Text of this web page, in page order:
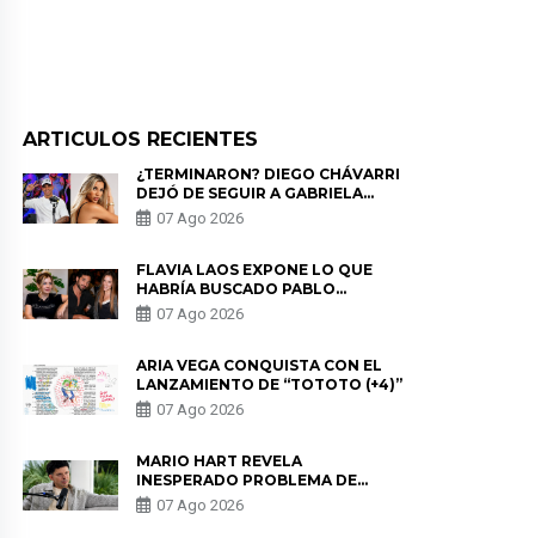
ARTICULOS RECIENTES
¿TERMINARON? DIEGO CHÁVARRI
DEJÓ DE SEGUIR A GABRIELA
HERRERA Y ANUNCIA SU SALIDA
DE PÓDCAST
07 Ago 2026
FLAVIA LAOS EXPONE LO QUE
HABRÍA BUSCADO PABLO
HEREDIA CON ALE FULLER: “UNA
DE LAS PARTES QUERÍA EL
07 Ago 2026
ARIA VEGA CONQUISTA CON EL
LANZAMIENTO DE “TOTOTO (+4)”
07 Ago 2026
MARIO HART REVELA
INESPERADO PROBLEMA DE
SALUD ANTES DE SEPARARSE DE
KORINA: “ME ENCONTRARON UN
07 Ago 2026